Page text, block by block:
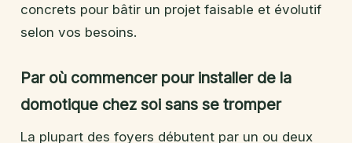
concrets pour bâtir un projet faisable et évolutif
selon vos besoins.
Par où commencer pour installer de la
domotique chez soi sans se tromper
La plupart des foyers débutent par un ou deux